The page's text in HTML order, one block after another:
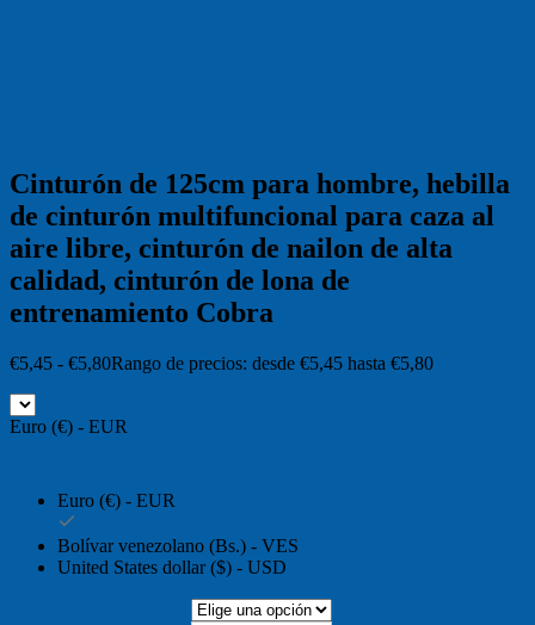
Cinturón de 125cm para hombre, hebilla
de cinturón multifuncional para caza al
aire libre, cinturón de nailon de alta
calidad, cinturón de lona de
entrenamiento Cobra
€5,45 - €5,80Rango de precios: desde €5,45 hasta €5,80
Euro (€) - EUR
Euro (€) - EUR
Bolívar venezolano (Bs.) - VES
United States dollar ($) - USD